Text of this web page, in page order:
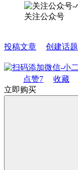
关注公众号
投稿文章 创建话题
点赞7 收藏
立即购买